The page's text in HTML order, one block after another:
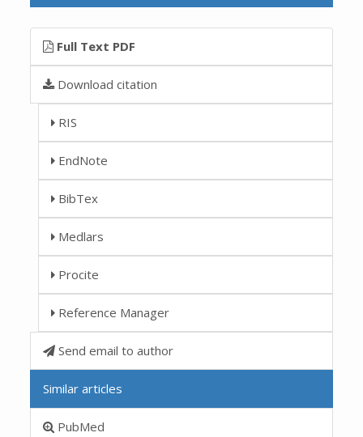
Full Text PDF
Download citation
RIS
EndNote
BibTex
Medlars
Procite
Reference Manager
Send email to author
Similar articles
PubMed